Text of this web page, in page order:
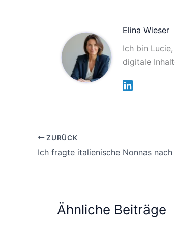
Elina Wieser
Ich bin
digitale
ZURÜCK
Ähnliche Beiträge